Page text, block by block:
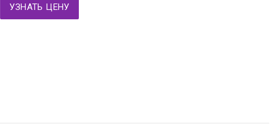
УЗНАТЬ ЦЕНУ